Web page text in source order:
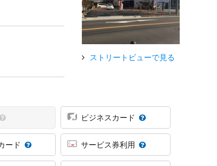
ストリートビューで見る
ビジネスカード
ード サービス券利用